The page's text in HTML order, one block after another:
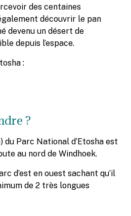
des centaines
découvrir le pan
devenu un désert de
depuis l’espace.
:
?
du Parc National d’Etosha est
au nord de Windhoek.
d’est en ouest sachant qu’il
de 2 très longues